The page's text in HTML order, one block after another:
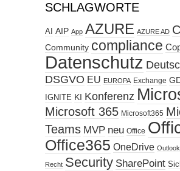
SCHLAGWORTE
AI AIP App AZURE AZURE AD
Community compliance
Datenschutz
DSGVO EU EUROPA Exchange
IGNITE KI Konferenz
Microsoft 365 Microsoft365
Teams MVP neu Office
Office365 OneDrive Outlook
Recht Security SharePoint